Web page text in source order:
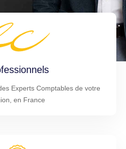
Experts Comptables de votre
en France